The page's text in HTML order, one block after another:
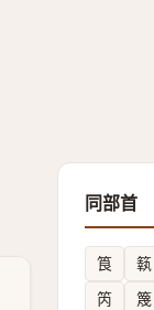
同部首
筤 䉅
笍
篾